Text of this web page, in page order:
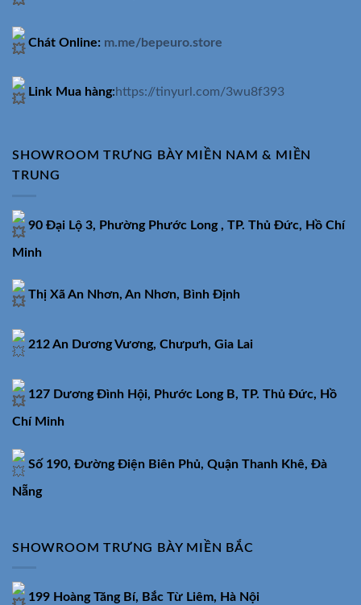
Chát Online: m.me/bepeuro.store
Link Mua hàng:https://tinyurl.com/3wu8f393
SHOWROOM TRƯNG BÀY MIỀN NAM & MIỀN
TRUNG
90 Đại Lộ 3, Phường Phước Long , TP. Thủ Đức, Hồ Chí
Minh
Thị Xã An Nhơn, An Nhơn, Bình Định
212 An Dương Vương, Chưpưh, Gia Lai
127 Dương Đình Hội, Phước Long B, TP. Thủ Đức, Hồ
Chí Minh
Số 190, Đường Điện Biên Phủ, Quận Thanh Khê, Đà
Nẵng
SHOWROOM TRƯNG BÀY MIỀN BẮC
199 Hoàng Tăng Bí, Bắc Từ Liêm, Hà Nội